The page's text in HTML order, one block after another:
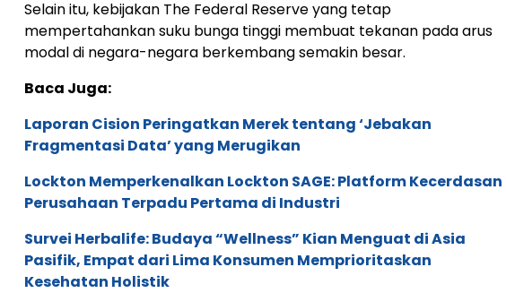
Selain itu, kebijakan The Federal Reserve yang tetap
mempertahankan suku bunga tinggi membuat tekanan pada arus
modal di negara-negara berkembang semakin besar.
Baca Juga:
Laporan Cision Peringatkan Merek tentang ‘Jebakan
Fragmentasi Data’ yang Merugikan
Lockton Memperkenalkan Lockton SAGE: Platform Kecerdasan
Perusahaan Terpadu Pertama di Industri
Survei Herbalife: Budaya “Wellness” Kian Menguat di Asia
Pasifik, Empat dari Lima Konsumen Memprioritaskan
Kesehatan Holistik